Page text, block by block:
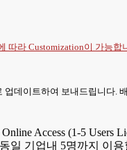
따라 Customization이 가능합
업데이트하여 보내드립니다.
Access (1-5 Users
일 기업내 5명까지 이